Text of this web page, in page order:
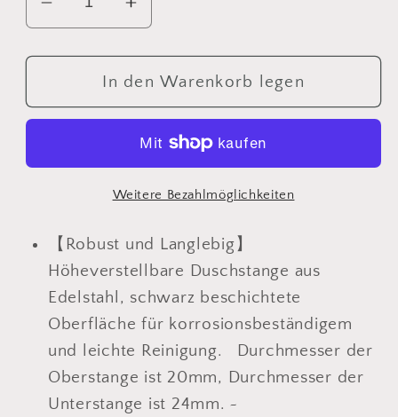
Verringere
die
Menge
JOHO
Duschstange
aus
Edelstahl
Wandstange
Regendusche
Brausearm
mit
verstellbare
Länge
von
69
Erhöhe
die
Menge
für
JOHO
Duschstange
aus
Edelstahl
Wandstange
Regendusche
Brausearm
mit
verstellbare
Länge
von
69
In den Warenkorb legen
Weitere Bezahlmöglichkeiten
【Robust und Langlebig】
Höheverstellbare Duschstange aus
Edelstahl, schwarz beschichtete
Oberfläche für korrosionsbeständigem
und leichte Reinigung. Durchmesser der
Oberstange ist 20mm, Durchmesser der
Unterstange ist 24mm. ~